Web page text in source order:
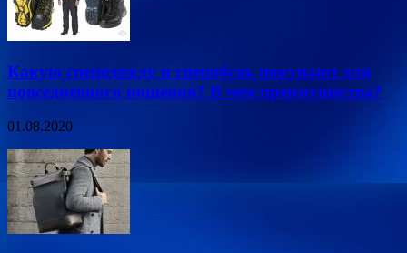
Какую спецодежду и спецобувь покупают для
повседневного ношения? В чем преимущества?
01.08.2020